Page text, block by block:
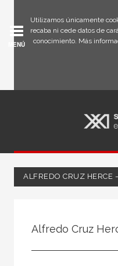
Utilizamos únicamente
recaba ni cede datos de
conocimiento. Más
MENÚ
ALFREDO CRUZ HERCE
Alfredo Cruz